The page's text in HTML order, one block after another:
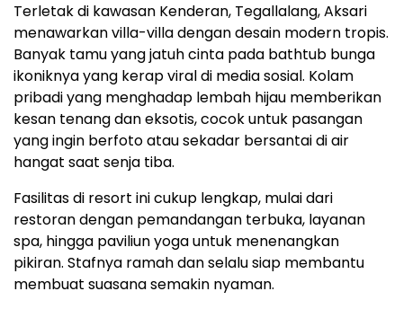
Terletak di kawasan Kenderan, Tegallalang, Aksari
menawarkan villa-villa dengan desain modern tropis.
Banyak tamu yang jatuh cinta pada bathtub bunga
ikoniknya yang kerap viral di media sosial. Kolam
pribadi yang menghadap lembah hijau memberikan
kesan tenang dan eksotis, cocok untuk pasangan
yang ingin berfoto atau sekadar bersantai di air
hangat saat senja tiba.
Fasilitas di resort ini cukup lengkap, mulai dari
restoran dengan pemandangan terbuka, layanan
spa, hingga paviliun yoga untuk menenangkan
pikiran. Stafnya ramah dan selalu siap membantu
membuat suasana semakin nyaman.